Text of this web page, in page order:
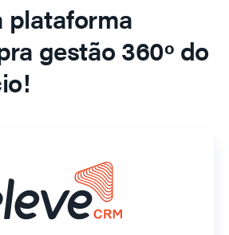
plataforma
gestão 360º do